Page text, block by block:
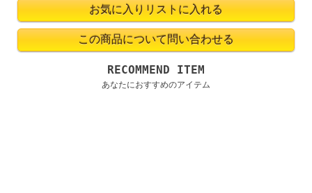
RECOMMEND ITEM
あなたにおすすめのアイテム